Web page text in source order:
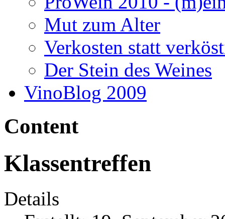
Mut zum Alter
Verkosten statt
Der Stein des Weines
VinoBlog 2009
Content
Klassentreffen
Details